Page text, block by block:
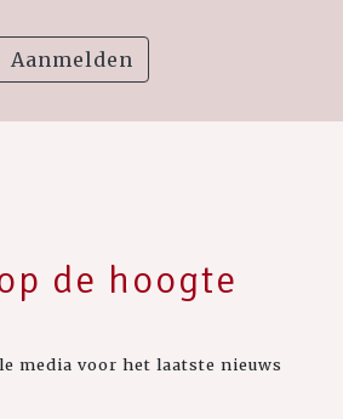
Aanmelden
de hoogte
media voor het laatste nieuws